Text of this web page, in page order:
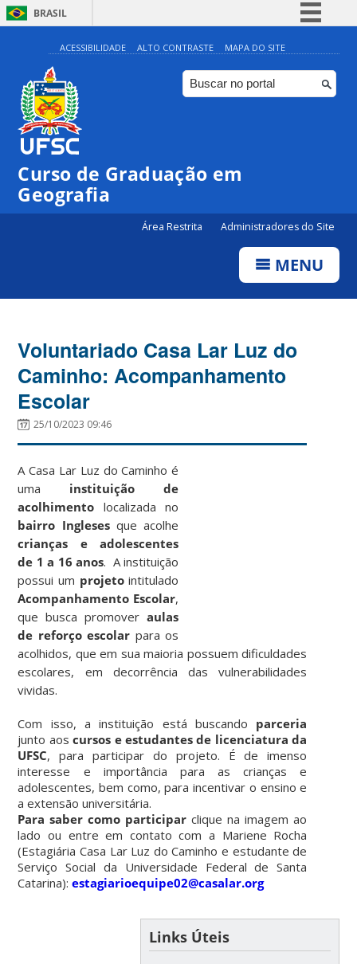
BRASIL
Simplifique!
Comunica BR
Participe
Canais
ACESSIBILIDADE ALTO CONTRASTE MAPA DO SITE
Curso de Graduação em
Geografia
Área Restrita Administradores do Site
MENU
Voluntariado Casa Lar Luz do
Caminho: Acompanhamento
Escolar
25/10/2023 09:46
A Casa Lar Luz do Caminho é
uma instituição de
acolhimento localizada no
bairro Inglesesque acolhe
crianças e adolescentes
de 1 a 16 anos. A instituição
possui um projetointitulado
Acompanhamento Escolar,
que busca promoveraulas
de reforço escolar para os
acolhidos, que em sua maioria possuem dificuldades
escolares, em decorrência das vulnerabilidades
vividas.
Com isso, a instituição está buscando parceria
junto aoscursos e estudantes de licenciatura da
UFSC, para participar do projeto. É de imenso
interesse e importância para as crianças e
adolescentes, bem como, para incentivar o ensino e
a extensão universitária.
Para saber como participar clique na imagem ao
lado ou entre em contato com a Mariene Rocha
(Estagiária Casa Lar Luz do Caminho e estudante de
Serviço Social da Universidade Federal de Santa
Catarina):estagiarioequipe02@casalar.org
Links Úteis